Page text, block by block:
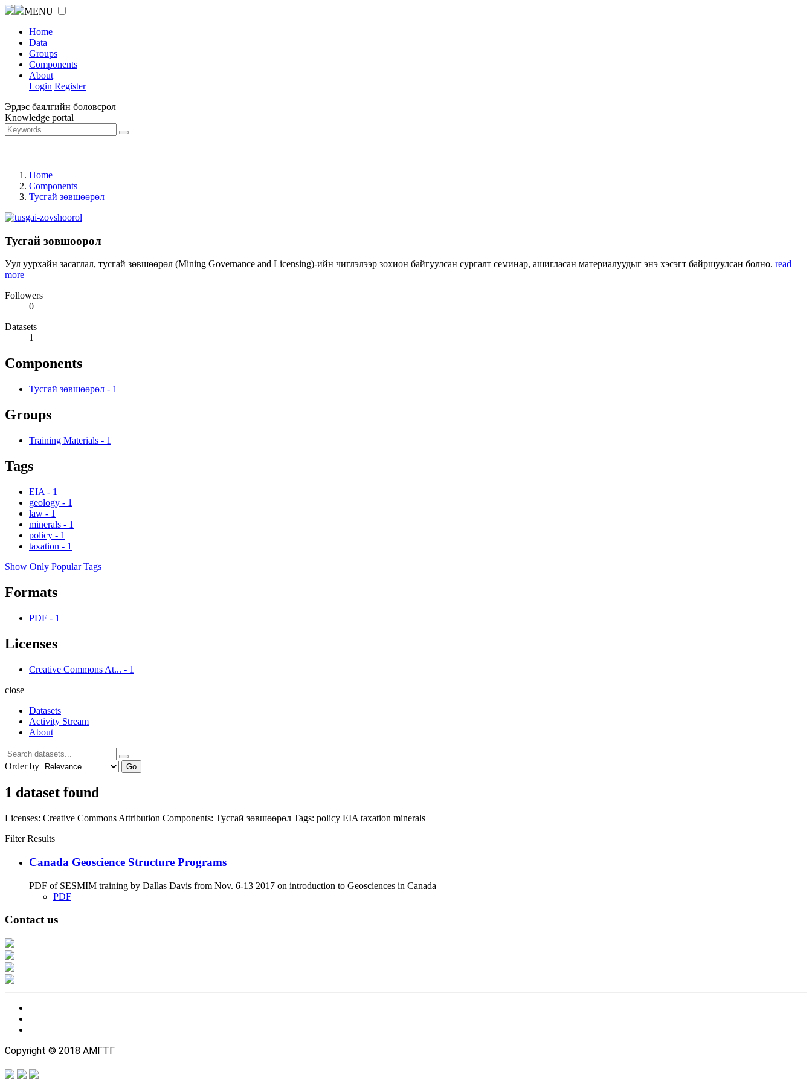
MENU
Home
Data
Groups
Components
About
Login Register
Эрдэс баялгийн боловсрол
Knowledge portal
Home
Components
Тусгай зөвшөөрөл
Тусгай зөвшөөрөл
Уул уурхайн засаглал, тусгай зөвшөөрөл (Mining Governance and Licensing)-ийн чиглэлээр зохион байгуулсан сургалт семинар, ашигласан материалуудыг энэ хэсэгт байршуулсан болно. read
more
Followers
0
Datasets
1
Components
Тусгай зөвшөөрөл - 1
Groups
Training Materials - 1
Tags
EIA - 1
geology - 1
law - 1
minerals - 1
policy - 1
taxation - 1
Show Only Popular Tags
Formats
PDF - 1
Licenses
Creative Commons At... - 1
close
Datasets
Activity Stream
About
Order by Go
1 dataset found
Licenses: Creative Commons Attribution Components: Тусгай зөвшөөрөл Tags: policy EIA taxation minerals
Filter Results
Canada Geoscience Structure Programs
PDF of SESMIM training by Dallas Davis from Nov. 6-13 2017 on introduction to Geosciences in Canada
PDF
Contact us
Copyright © 2018 АМГТГ